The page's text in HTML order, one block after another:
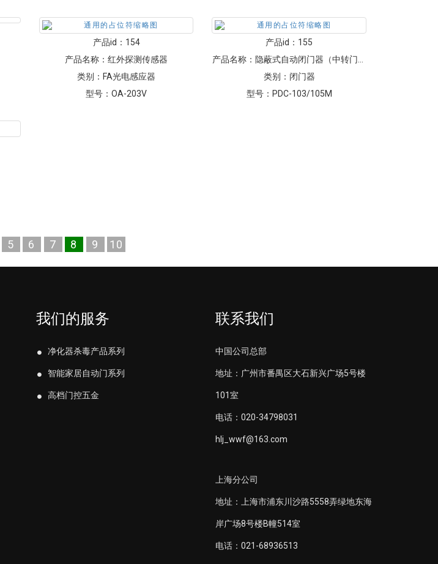
产品id： 154
产品名称：红外探测传感器
类别： FA光电感应器
型号：OA-203V
产品id： 155
产品名称： 隐蔽式自动闭门器（中转门专
用）
类别： 闭门器
型号： PDC-103/105M
5 6 7 8 9 10
我们的服务
净化器杀毒产品系列
智能家居自动门系列
高档门控五金
联系我们
中国公司总部
地址：广州市番禺区大石新兴广场5号楼
101室
电话：020-34798031
hlj_wwf@163.com
上海分公司
地址：上海市浦东川沙路5558弄绿地东海
岸广场8号楼B幢514室
电话：021-68936513